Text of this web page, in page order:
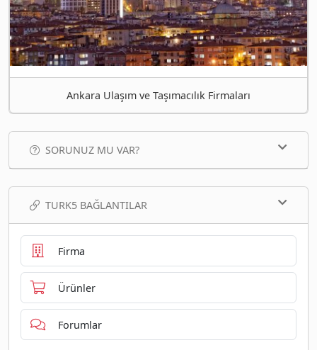
Ankara Ulaşım ve Taşımacılık Firmaları
SORUNUZ MU VAR?
TURK5 BAĞLANTILAR
Firma
Ürünler
Forumlar